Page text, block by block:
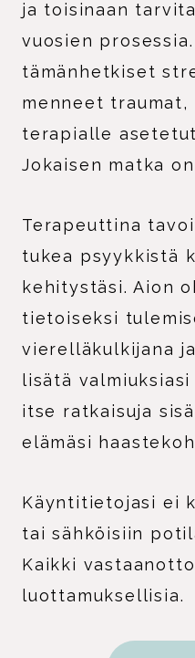
ja toisinaan
vuosien
tämänhetkiset
menneet traumat,
terapialle
Jokaisen matka
Terapeuttina
tukea psyykkistä
kehitystäsi. Aion
tietoiseksi
vierelläkulkijana
lisätä
itse ratkaisuja
elämäsi
Käyntitietojasi ei
tai sähköisiin
Kaikki
luottamuksellisia.